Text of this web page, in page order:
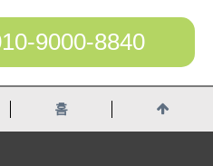
9000-8840
홈